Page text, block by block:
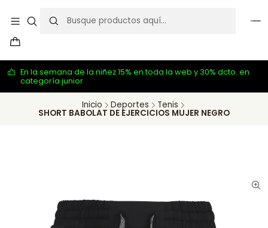
En la semana de la niñez 15% en toda la web y 30% dcto. en
categoría junior
Inicio Deportes Tenis
SHORT BABOLAT DE EJERCICIOS MUJER NEGRO